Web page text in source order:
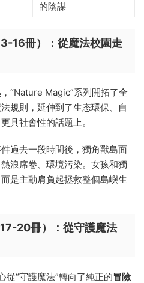
的陰謀
16冊）：從魔法校園走
“Nature Magic”系列開拓了全
規則，延伸到了生态環保、自
具社會性的話題上。
過去一段時間後，獨角獸島面
浪席卷、環境污染。女孩和獨
是主動肩負起拯救整個島嶼生
20冊）：從守護魔法
從“守護魔法”轉向了純正的冒險